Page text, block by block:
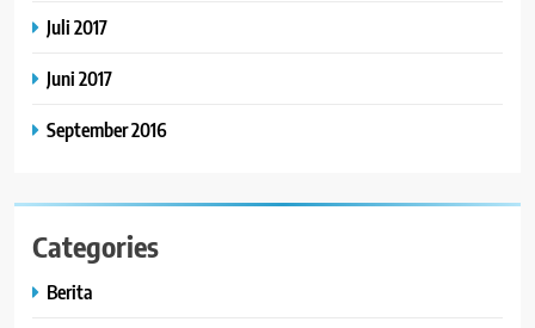
Juli 2017
Juni 2017
September 2016
Categories
Berita